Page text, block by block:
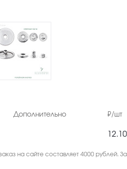
Дополнительно ₽/шт
12.10
на сайте составляет 4000 рублей.